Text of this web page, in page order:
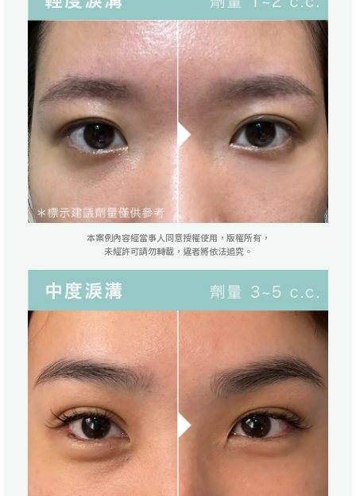
本案例內容經當事人同意授權使用，版權所有，
未經許可請勿轉載，違者將依法追究。